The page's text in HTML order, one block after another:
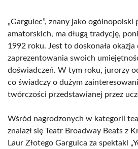
„Gargulec”, znany jako
amatorskich, ma długą tradycję,
1992 roku. Jest to doskonała
zaprezentowania swoich
doświadczeń. W tym roku, jurorzy
co świadczy o dużym
twórczości przedstawianej przez
Wśród nagrodzonych w kategorii
znalazł się Teatr Broadway Beats z
Laur Złotego Gargulca za spektakl